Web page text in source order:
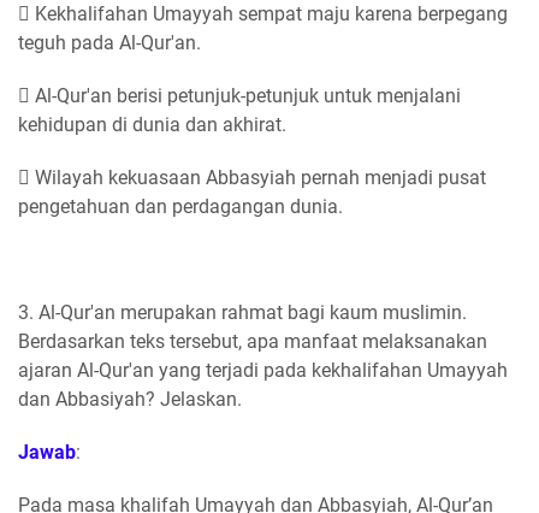
 Kekhalifahan Umayyah sempat maju karena berpegang
teguh pada Al-Qur'an.
 Al-Qur'an berisi petunjuk-petunjuk untuk menjalani
kehidupan di dunia dan akhirat.
 Wilayah kekuasaan Abbasyiah pernah menjadi pusat
pengetahuan dan perdagangan dunia.
3. Al-Qur'an merupakan rahmat bagi kaum muslimin.
Berdasarkan teks tersebut, apa manfaat melaksanakan
ajaran Al-Qur'an yang terjadi pada kekhalifahan Umayyah
dan Abbasiyah? Jelaskan.
Jawab:
Pada masa khalifah Umayyah dan Abbasyiah, Al-Qur’an